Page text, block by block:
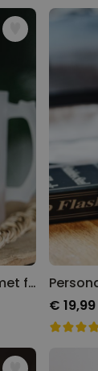
Personaliseerbare bierpul met foto en tekst
€ 19,99